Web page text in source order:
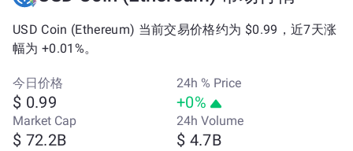
USD Coin (Ethereum) 当前交易价格约为 $0.99，近7天涨
幅为 +0.01%。
今日价格
$ 0.99
24h % Price
+0%
Market Cap
$ 72.2B
24h Volume
$ 4.7B